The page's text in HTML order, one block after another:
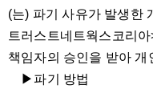
(는) 파기 사유가 발생한
트러스트네트웍스코리
책임자의 승인을 받아 개
▶파기 방법